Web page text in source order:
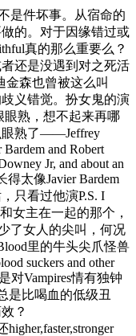
是件坏事。从宿命的
的。对于因缘错过或
真的那么重要么？
还是没遇到对之死活
金森也曾被这么叫
义错觉。扮女鬼的演
眼熟，想不起来再哪
眼熟了——Jeffrey
and Robert
Jr, and about an
太像Javier Bardem
只看过他演P.S. I
女主在一起的那个，
了女人的尖叫，何况
里的牛头尖爪怪兽
suckers and other
对Vampires情有独钟
是比喝血的低级丑
？